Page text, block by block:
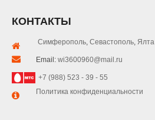
КОНТАКТЫ
Симферополь, Севастополь, Ялта
Email: wi3600960@mail.ru
+7 (988) 523 - 39 - 55
Политика конфиденциальности